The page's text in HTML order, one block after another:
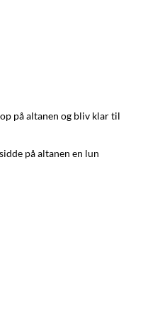
på altanen og bliv klar til
på altanen en lun